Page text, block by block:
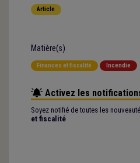
Article
Matière(s)
Finances et fiscalité Incendie
Activez les
Soyez notifié de toutes les
et fiscalité